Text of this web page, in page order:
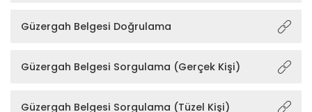
Güzergah Belgesi Doğrulama
Güzergah Belgesi Sorgulama (Gerçek Kişi)
Güzergah Belgesi Sorgulama (Tüzel Kişi)